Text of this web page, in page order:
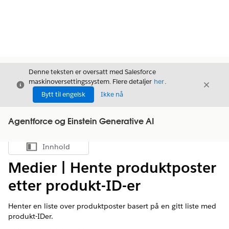
Avslutt
Denne teksten er oversatt med Salesforce
maskinoversettingssystem. Flere detaljer her.
Bytt til engelsk
Ikke nå
Avslutt
Agentforce og Einstein Generative AI
Vis innholdsfortegnelse
Innhold
Medier | Hente produktposter
etter produkt-ID-er
Henter en liste over produktposter basert på en gitt liste med
produkt-IDer.